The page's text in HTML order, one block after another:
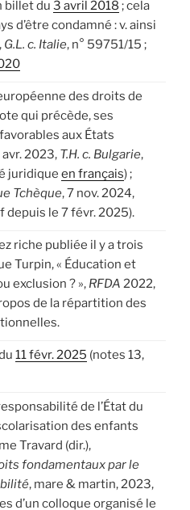
billet du 3 avril 2018 ; cela
d’être condamné : v. ainsi
G.L. c. Italie, n° 59751/15 ;
des droits de
qui précède, ses
aux États
avr. 2023, T.H. c. Bulgarie,
juridique en français) ;
Tchèque, 7 nov. 2024,
depuis le 7 févr. 2025).
riche publiée il y a trois
Turpin, « Éducation et
exclusion ? », RFDA 2022,
de la répartition des
11 févr. 2025 (notes 13,
de l’État du
des enfants
Travard (dir.),
fondamentaux par le
, mare & martin, 2023,
d’un colloque organisé le